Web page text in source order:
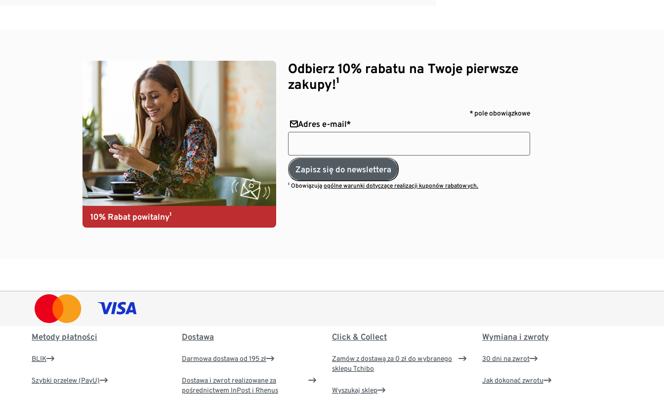
10% Rabat powitalny¹
Odbierz 10% rabatu na Twoje pierwsze
zakupy!¹
* pole obowiązkowe
Adres e-mail*
Zapisz się do newslettera
¹ Obowiązująogólne warunki dotyczące realizacji kuponów rabatowych.
Metody płatności
BLIK
Szybki przelew (PayU)
Dostawa
Darmowa dostawa od 195 zł
Dostawa i zwrot realizowane za
pośrednictwem InPost i Rhenus
Click & Collect
Zamów z dostawą za 0 zł do wybranego
sklepu Tchibo
Wyszukaj sklep
Wymiana i zwroty
30 dni na zwrot
Jak dokonać zwrotu